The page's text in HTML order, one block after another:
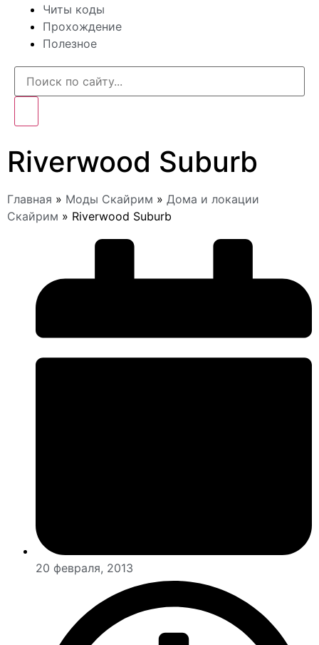
Читы коды
Прохождение
Полезное
Riverwood Suburb
Главная » Моды Скайрим » Дома и локации
Скайрим » Riverwood Suburb
20 февраля, 2013